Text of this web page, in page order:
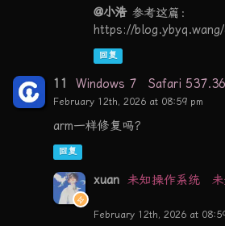
@小浩 参考这篇：
https://
回复
11 Windows 7 Safari
February 12th, 2026 at 08:59 pm
arm一样修复吗？
回复
xuan 未知操作系统
February 12th, 2026 at